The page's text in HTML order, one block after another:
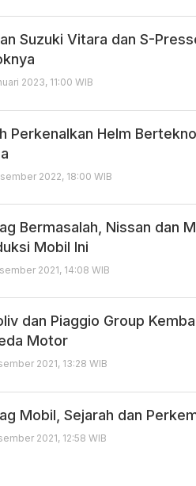
Suzuki Vitara dan S-
2023, 11:00 WIB
Perkenalkan Helm
2022, 18:00 WIB
Bermasalah, Nissan dan
Mobil Ini
2021, 14:08 WIB
dan Piaggio Group
Motor
2021, 13:28 WIB
Mobil, Sejarah dan
2021, 12:58 WIB